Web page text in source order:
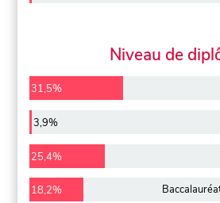
Niveau de
31,5%
3,9%
25,4%
18,2%